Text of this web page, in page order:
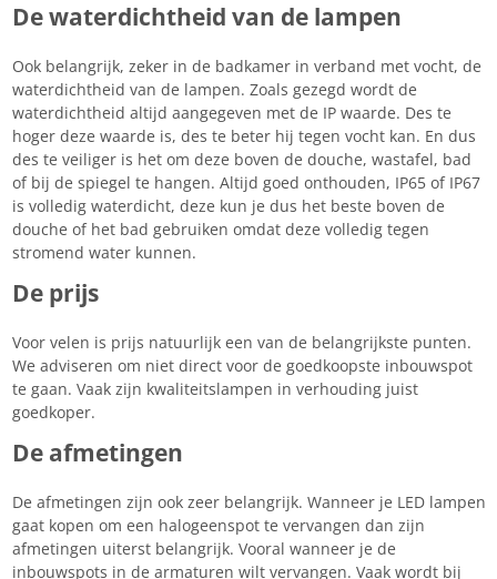
De waterdichtheid van de lampen
Ook belangrijk, zeker in de badkamer in verband met vocht, de
waterdichtheid van de lampen. Zoals gezegd wordt de
waterdichtheid altijd aangegeven met de IP waarde. Des te
hoger deze waarde is, des te beter hij tegen vocht kan. En dus
des te veiliger is het om deze boven de douche, wastafel, bad
of bij de spiegel te hangen. Altijd goed onthouden, IP65 of IP67
is volledig waterdicht, deze kun je dus het beste boven de
douche of het bad gebruiken omdat deze volledig tegen
stromend water kunnen.
De prijs
Voor velen is prijs natuurlijk een van de belangrijkste punten.
We adviseren om niet direct voor de goedkoopste inbouwspot
te gaan. Vaak zijn kwaliteitslampen in verhouding juist
goedkoper.
De afmetingen
De afmetingen zijn ook zeer belangrijk. Wanneer je LED lampen
gaat kopen om een halogeenspot te vervangen dan zijn
afmetingen uiterst belangrijk. Vooral wanneer je de
inbouwspots in de armaturen wilt vervangen. Vaak wordt bij